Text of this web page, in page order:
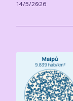
14/5/2026